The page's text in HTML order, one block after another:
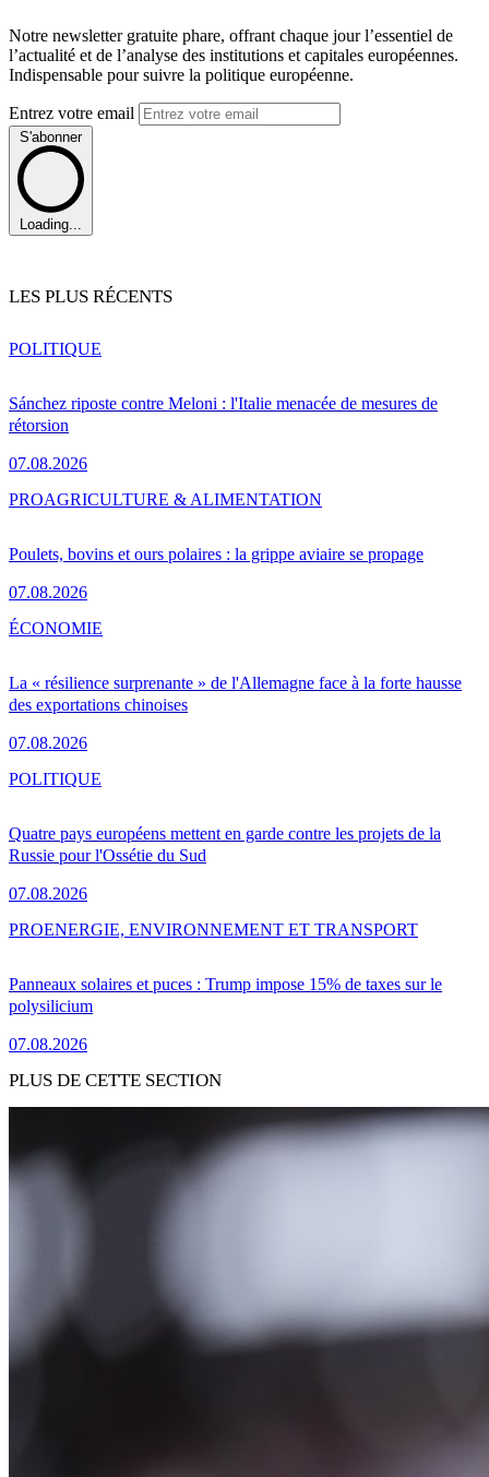
Notre newsletter gratuite phare, offrant chaque jour l’essentiel de
l’actualité et de l’analyse des institutions et capitales européennes.
Indispensable pour suivre la politique européenne.
Entrez votre email
S'abonner
Loading...
LES PLUS RÉCENTS
Sánchez riposte contre Meloni : l'Italie menacée de mesures de
rétorsion
07.08.2026
POLITIQUE
Poulets, bovins et ours polaires : la grippe aviaire se propage
07.08.2026
PROAGRICULTURE & ALIMENTATION
La « résilience surprenante » de l'Allemagne face à la forte hausse
des exportations chinoises
07.08.2026
ÉCONOMIE
Quatre pays européens mettent en garde contre les projets de la
Russie pour l'Ossétie du Sud
07.08.2026
POLITIQUE
Panneaux solaires et puces : Trump impose 15% de taxes sur le
polysilicium
07.08.2026
PROENERGIE, ENVIRONNEMENT ET TRANSPORT
PLUS DE CETTE SECTION